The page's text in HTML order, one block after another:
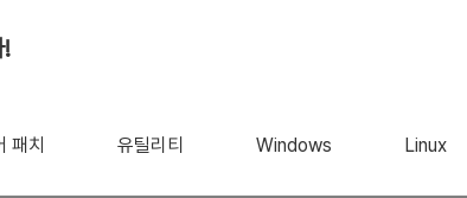
!
패치 유틸리티 Windows Linux